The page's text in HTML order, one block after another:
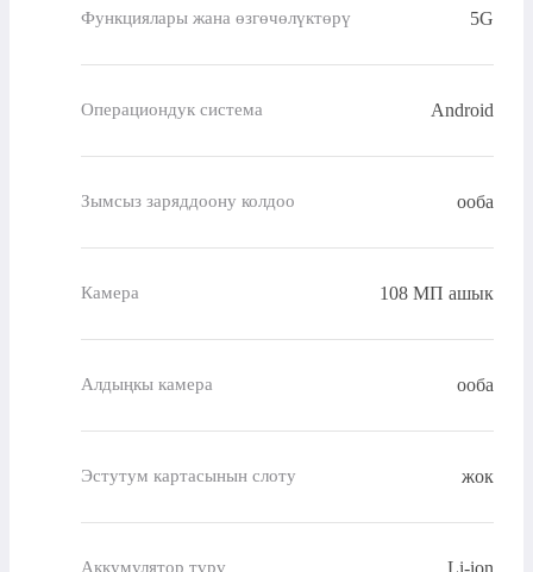
Функциялары жана өзгөчөлүктөрү 5G
Операциондук система Android
Зымсыз заряддоону колдоо ооба
Камера 108 МП ашык
Алдыңкы камера ооба
Эстутум картасынын слоту жок
Аккумулятор түрү Li-ion